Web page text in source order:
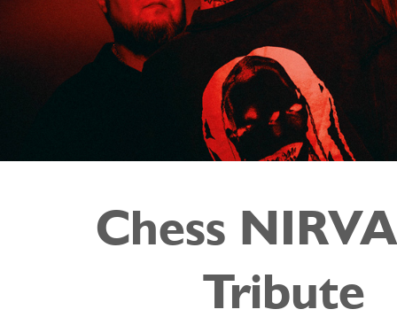
Chess
Tribute